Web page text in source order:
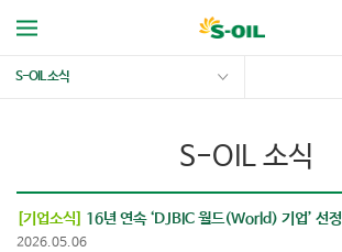
S-OIL 소식
S-OIL 소식
[기업소식] 16년 연속 ‘DJBIC 월드(World) 기업’ 선정
2026.05.06